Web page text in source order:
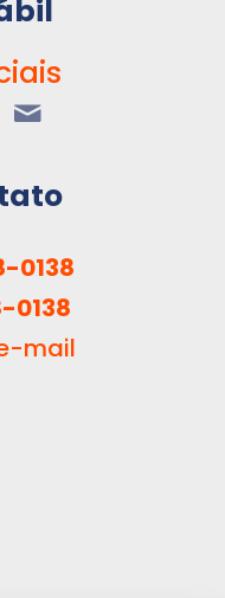
0138
0138
mail